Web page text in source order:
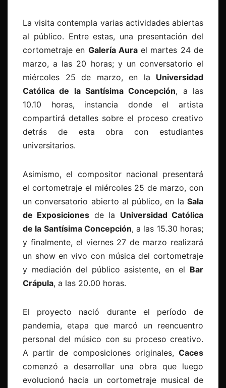
La visita contempla varias actividades abiertas
al público. Entre estas, una presentación del
cortometraje en Galería Aura el martes 24 de
marzo, a las 20 horas; y un conversatorio el
miércoles 25 de marzo, en la Universidad
Católica de la Santísima Concepción, a las
10.10 horas, instancia donde el artista
compartirá detalles sobre el proceso creativo
detrás de esta obra con estudiantes
universitarios.
Asimismo, el compositor nacional presentará
el cortometraje el miércoles 25 de marzo, con
un conversatorio abierto al público, en la Sala
de Exposiciones de la Universidad Católica
de la Santísima Concepción, a las 15.30 horas;
y finalmente, el viernes 27 de marzo realizará
un show en vivo con música del cortometraje
y mediación del público asistente, en el Bar
Crápula, a las 20.00 horas.
El proyecto nació durante el período de
pandemia, etapa que marcó un reencuentro
personal del músico con su proceso creativo.
A partir de composiciones originales, Caces
comenzó a desarrollar una obra que luego
evolucionó hacia un cortometraje musical de